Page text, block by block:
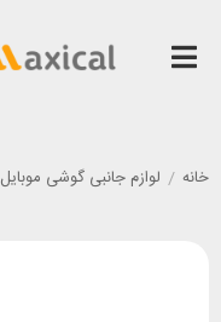
خانه / لوازم جانبی گوشی موبایل